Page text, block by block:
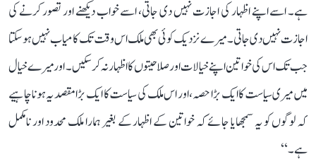
ہے۔ اسے اپنے اظہار کی اجازت نہیں دی جاتی، اسے خواب دیکھنے اور تصور کرنے کی
اجازت نہیں دی جاتی۔ میرے نزدیک کوئی بھی ملک اس وقت تک کامیاب نہیں ہو سکتا
جب تک اس کی خواتین اپنے خیالات اور صلاحیتوں کا اظہار نہ کر سکیں۔ اور میرے خیال
میں میری سیاست کا ایک بڑا حصہ، اور اس ملک کی سیاست کا ایک بڑا مقصد یہ ہونا چاہیے
کہ لوگوں کو یہ سمجھایا جائے کہ خواتین کے اظہار کے بغیر ہمارا ملک محدود اور نامکمل
ہے۔‘‘